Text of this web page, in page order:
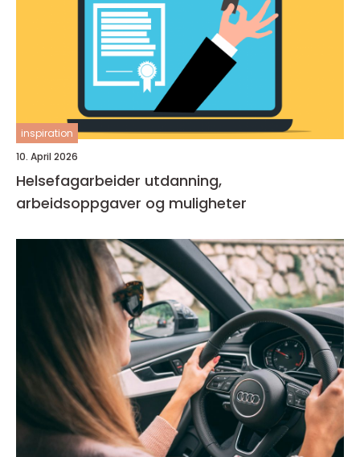
inspiration
10. April 2026
Helsefagarbeider utdanning,
arbeidsoppgaver og muligheter